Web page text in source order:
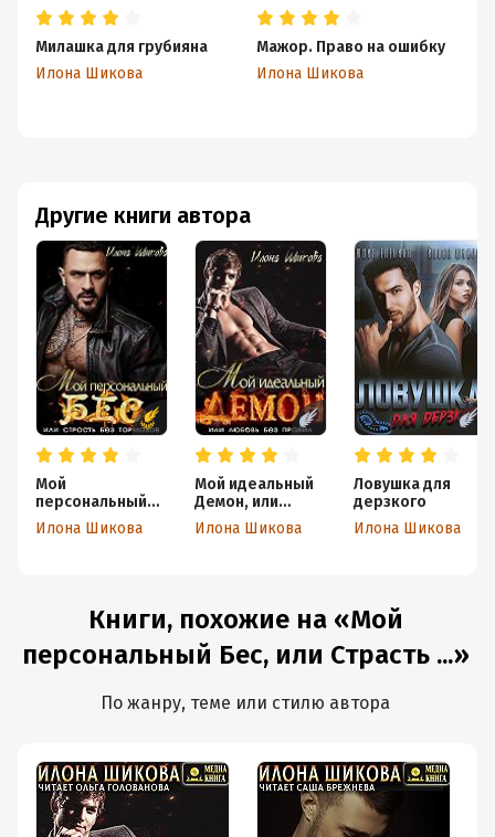
Другие книги автора
Мой
персональный
Бес, или Страсть
без тормозов
Илона Шикова
Мой идеальный
Демон, или
Любовь без
правил
Илона Шикова
Ловушка для
дерзкого
Илона Шикова
Милашка для грубияна
Илона Шикова
Мажор. Право на ошибку
Илона Шикова
Книги, похожие на «Мой
персональный Бес, или Страсть ...»
По жанру, теме или стилю автора